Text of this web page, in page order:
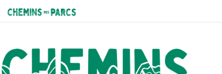
Chemins des Parcs